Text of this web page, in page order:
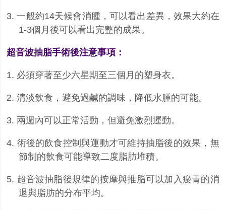
3. 一般約14天候會消腫，可以看出差異，效果大約在
1-3個月後可以看出完整的成果。
超音波抽脂手術後注意事項：
1. 必須穿著至少六星期至三個月的塑身衣。
2.清淡飲食，避免過鹹的調味，降低水腫的可能。
3. 兩週內可以正常活動，但避免激烈運動。
4. 術後的飲食控制與運動才可維持抽脂後的效果，無
節制的飲食可能導致二度脂肪堆積。
5. 超音波抽脂後規律的按摩與推脂可以加入瘀青的消
退與脂肪的分布平均。